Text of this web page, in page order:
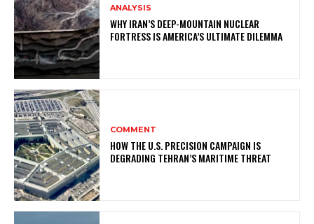
ANALYSIS
WHY IRAN’S DEEP-MOUNTAIN NUCLEAR
FORTRESS IS AMERICA’S ULTIMATE DILEMMA
COMMENT
HOW THE U.S. PRECISION CAMPAIGN IS
DEGRADING TEHRAN’S MARITIME THREAT